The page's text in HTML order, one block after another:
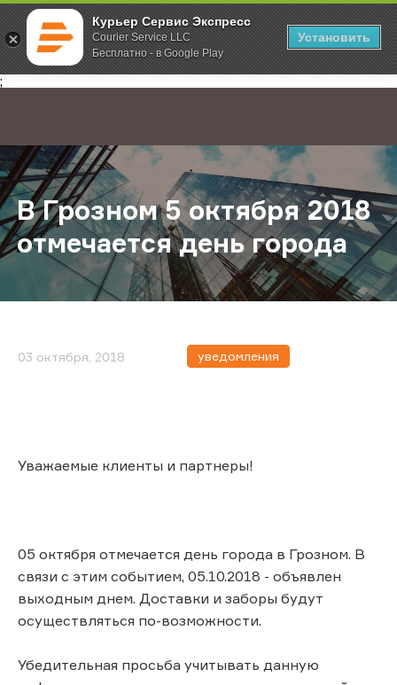
Курьер Сервис Экспресс
Courier Service LLC
Бесплатно - в Google Play
Установить
;
Главная О компании Новости В Грозном 5 октября 2018
В Грозном 5 октября 2018
отмечается день города
03 октября, 2018 уведомления
Уважаемые клиенты и партнеры!
05 октября отмечается день города в Грозном. В
связи с этим событием, 05.10.2018 - объявлен
выходным днем. Доставки и заборы будут
осуществляться по-возможности.
Убедительная просьба учитывать данную